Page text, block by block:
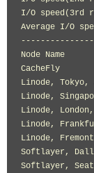
I/O speed(3rd
Average I/O
Node Name
CacheFly
Linode,
Linode,
Linode,
Linode,
Linode,
Softlayer,
Softlayer,